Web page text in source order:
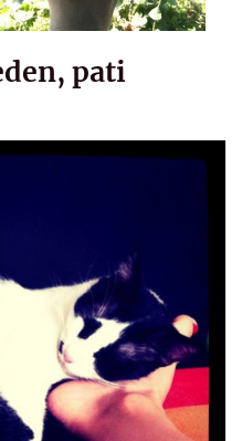
pati